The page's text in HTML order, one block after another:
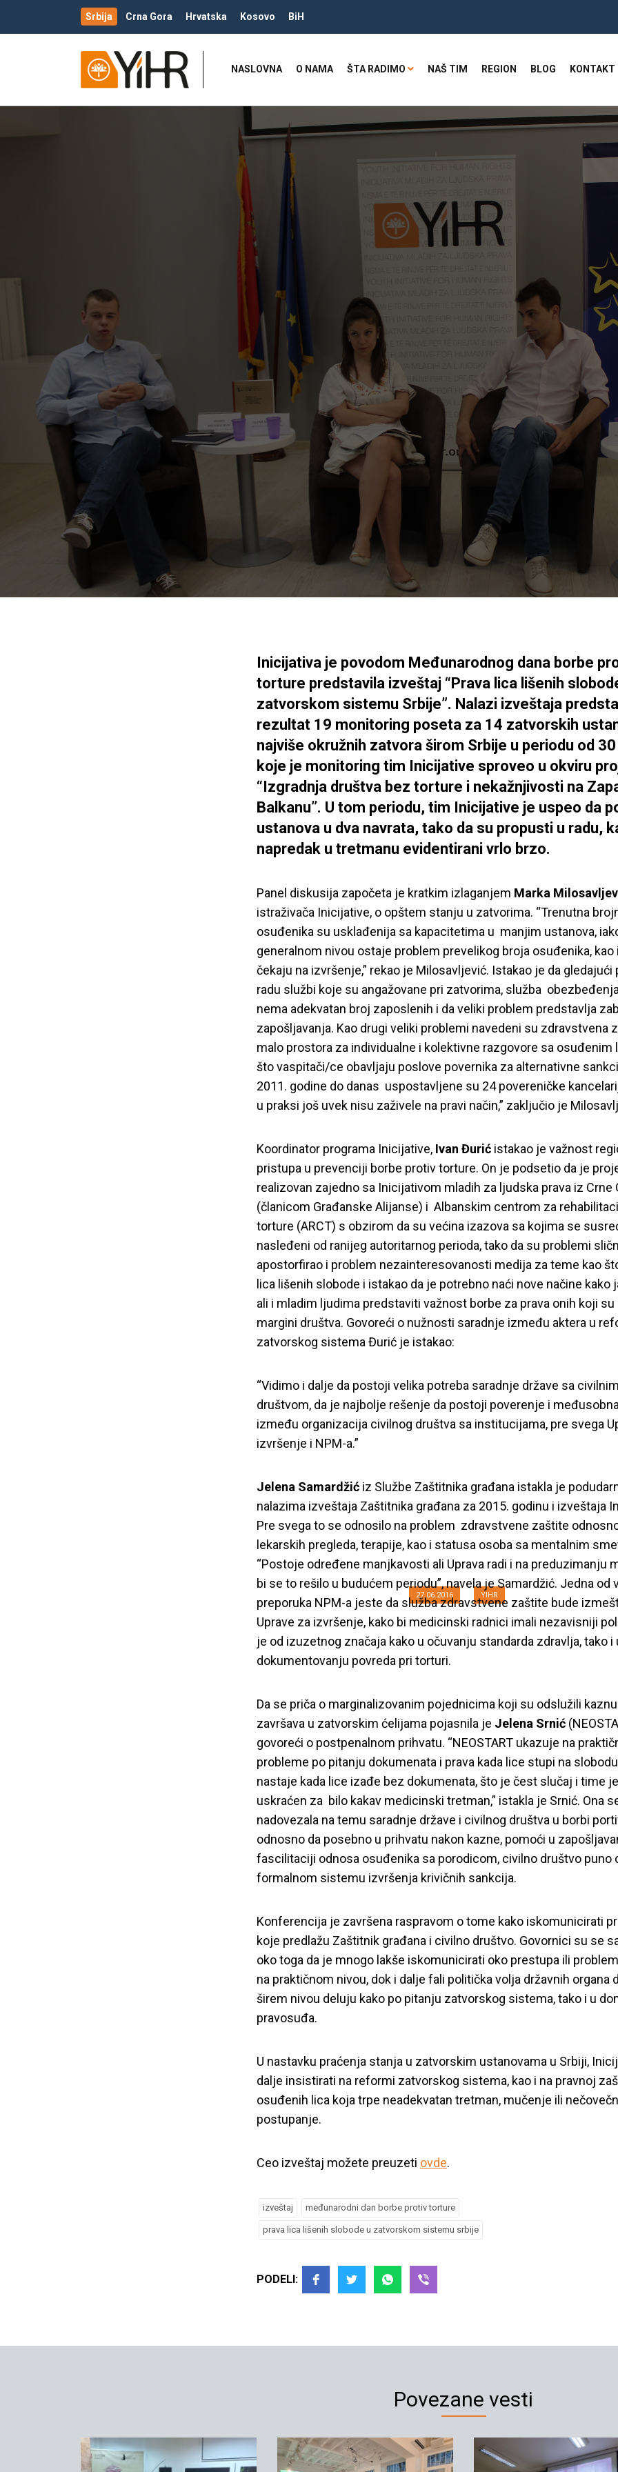
Srbija Crna Gora Hrvatska Kosovo BiH
NASLOVNA O NAMA ŠTA RADIMO NAŠ TIM REGION BLOG KONTAKT
Predstavljen Inicijativin
lišenih slobode u zatvorskom
27.06.2016 YIHR
Inicijativa je povodom Međunarodnog dana borbe
torture predstavila izveštaj “Prava lica lišenih
zatvorskom sistemu Srbije”. Nalazi izveštaja
rezultat 19 monitoring poseta za 14 zatvorskih
najviše okružnih zatvora širom Srbije u periodu od
koje je monitoring tim Inicijative sproveo u okviru
“Izgradnja društva bez torture i nekažnjivosti na
Balkanu”. U tom periodu, tim Inicijative je uspeo da
ustanova u dva navrata, tako da su propusti u radu,
napredak u tretmanu evidentirani vrlo brzo.
Panel diskusija započeta je kratkim izlaganjem Marka
istraživača Inicijative, o opštem stanju u zatvorima. “Trenutna
osuđenika su usklađenija sa kapacitetima u manjim ustanova,
generalnom nivou ostaje problem prevelikog broja osuđenika, kao
čekaju na izvršenje,” rekao je Milosavljević. Istakao je da gledajući
radu službi koje su angažovane pri zatvorima, služba
nema adekvatan broj zaposlenih i da veliki problem predstavlja
zapošljavanja. Kao drugi veliki problemi navedeni su zdravstvena
malo prostora za individualne i kolektivne razgovore sa osuđenim
što vaspitači/ce obavljaju poslove povernika za alternativne
2011. godine do danas uspostavljene su 24 povereničke
u praksi još uvek nisu zaživele na pravi način,” zaključio je
Koordinator programa Inicijative, Ivan Đurić istakao je važnost
pristupa u prevenciji borbe protiv torture. On je podsetio da je
realizovan zajedno sa Inicijativom mladih za ljudska prava iz Crne
(članicom Građanske Alijanse) i Albanskim centrom za
torture (ARCT) s obzirom da su većina izazova sa kojima se
nasleđeni od ranijeg autoritarnog perioda, tako da su problemi
apostorfirao i problem nezainteresovanosti medija za teme kao
lica lišenih slobode i istakao da je potrebno naći nove načine kako
ali i mladim ljudima predstaviti važnost borbe za prava onih koji su
margini društva. Govoreći o nužnosti saradnje između aktera u
zatvorskog sistema Đurić je istakao:
“Vidimo i dalje da postoji velika potreba saradnje države sa civilnim
društvom, da je najbolje rešenje da postoji poverenje i
između organizacija civilnog društva sa institucijama, pre svega
izvršenje i NPM-a.”
Jelena Samardžić iz Službe Zaštitnika građana istakla je
nalazima izveštaja Zaštitnika građana za 2015. godinu i izveštaja
Pre svega to se odnosilo na problem zdravstvene zaštite
lekarskih pregleda, terapije, kao i statusa osoba sa mentalnim
“Postoje određene manjkavosti ali Uprava radi i na preduzimanju
bi se to rešilo u budućem periodu”, navela je Samardžić. Jedna od
preporuka NPM-a jeste da služba zdravstvene zaštite bude
Uprave za izvršenje, kako bi medicinski radnici imali nezavisniji
je od izuzetnog značaja kako u očuvanju standarda zdravlja, tako i
dokumentovanju povreda pri torturi.
Da se priča o marginalizovanim pojednicima koji su odslužili
završava u zatvorskim ćelijama pojasnila je Jelena Srnić
govoreći o postpenalnom prihvatu. “NEOSTART ukazuje na
probleme po pitanju dokumenata i prava kada lice stupi na
nastaje kada lice izađe bez dokumenata, što je čest slučaj i time je
uskraćen za bilo kakav medicinski tretman,” istakla je Srnić. Ona
nadovezala na temu saradnje države i civilnog društva u borbi
odnosno da posebno u prihvatu nakon kazne, pomoći u
fascilitaciji odnosa osuđenika sa porodicom, civilno društvo puno
formalnom sistemu izvršenja krivičnih sankcija.
Konferencija je završena raspravom o tome kako iskomunicirati
koje predlažu Zaštitnik građana i civilno društvo. Govornici su se
oko toga da je mnogo lakše iskomunicirati oko prestupa ili
na praktičnom nivou, dok i dalje fali politička volja državnih organa
širem nivou deluju kako po pitanju zatvorskog sistema, tako i u
pravosuđa.
U nastavku praćenja stanja u zatvorskim ustanovama u Srbiji,
dalje insistirati na reformi zatvorskog sistema, kao i na pravnoj
osuđenih lica koja trpe neadekvatan tretman, mučenje ili
postupanje.
Ceo izveštaj možete preuzeti ovde.
izveštaj međunarodni dan borbe protiv torture
prava lica lišenih slobode u zatvorskom sistemu srbije
PODELI:
Povezane vesti